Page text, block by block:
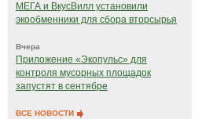
МЕГА и ВкусВилл установили
экообменники для сбора вторсырья
Вчера
Приложение «Экопульс» для
контроля мусорных площадок
запустят в сентябре
ВСЕ НОВОСТИ